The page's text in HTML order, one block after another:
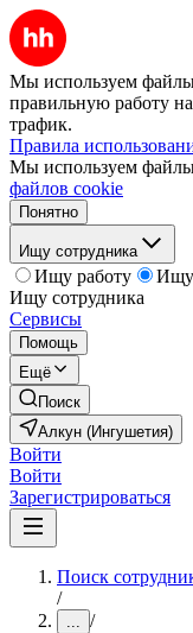
Мы используем файлы
правильную работу
трафик.
Правила
Мы используем
файлов cookie
Понятно
Ищу сотрудника
Ищу работу
Ищу
Ищу сотрудника
Сервисы
Помощь
Ещё
Поиск
Алкун (Ингушетия)
Войти
Войти
Зарегистрироваться
Поиск
/
... /